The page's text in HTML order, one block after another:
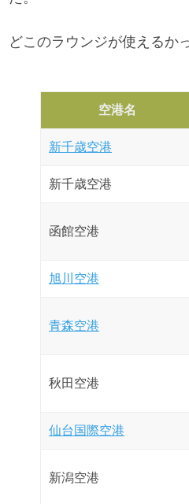
どこのラウンジが使えるか
空港名
新千歳空港
新千歳空港
函館空港
旭川空港
青森空港
秋田空港
仙台国際空港
新潟空港